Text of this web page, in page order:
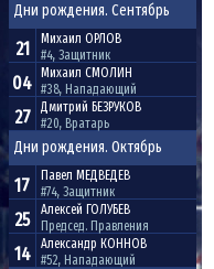
Дни рождения. Сентябрь
21 Михаил ОРЛОВ
#4, Защитник
04 Михаил СМОЛИН
#38, Нападающий
27 Дмитрий БЕЗРУКОВ
#20, Вратарь
Дни рождения. Октябрь
17 Павел МЕДВЕДЕВ
#74, Защитник
25 Алексей ГОЛУБЕВ
Председ. Правления
14 Александр КОННОВ
#52, Нападающий